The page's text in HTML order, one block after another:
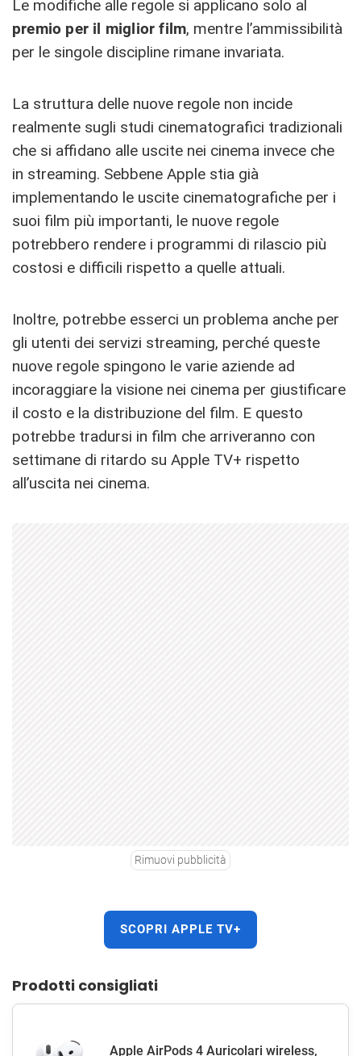
Le modifiche alle regole si applicano solo al
premio per il miglior film, mentre l’ammissibilità
per le singole discipline rimane invariata.
La struttura delle nuove regole non incide
realmente sugli studi cinematografici tradizionali
che si affidano alle uscite nei cinema invece che
in streaming. Sebbene Apple stia già
implementando le uscite cinematografiche per i
suoi film più importanti, le nuove regole
potrebbero rendere i programmi di rilascio più
costosi e difficili rispetto a quelle attuali.
Inoltre, potrebbe esserci un problema anche per
gli utenti dei servizi streaming, perché queste
nuove regole spingono le varie aziende ad
incoraggiare la visione nei cinema per giustificare
il costo e la distribuzione del film. E questo
potrebbe tradursi in film che arriveranno con
settimane di ritardo su Apple TV+ rispetto
all’uscita nei cinema.
Rimuovi pubblicità
SCOPRI APPLE TV+
Prodotti consigliati
Apple AirPods 4 Auricolari wireless,